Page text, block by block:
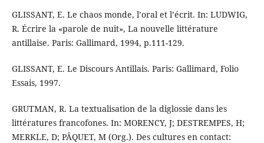
GLISSANT, E. Le chaos monde, l’oral et l’écrit. In: LUDWIG,
R. Écrire la «parole de nuit», La nouvelle littérature
antillaise. Paris: Gallimard, 1994, p.111-129.
GLISSANT, E. Le Discours Antillais. Paris: Gallimard, Folio
Essais, 1997.
GRUTMAN, R. La textualisation de la diglossie dans les
littératures francofones. In: MORENCY, J; DESTREMPES, H;
MERKLE, D; PÂQUET, M (Org.). Des cultures en contact: